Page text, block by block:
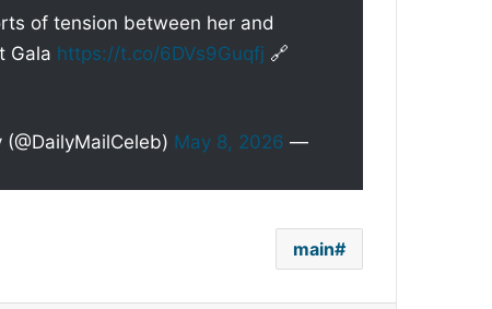
of tension between her and
Gala https://t.co/6DVs9Guqfj 🔗
— Daily Mail Celebrity (@DailyMailCeleb)
May 8, 2026
main